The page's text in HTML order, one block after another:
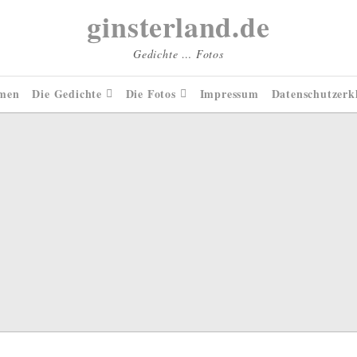
ginsterland.de
Gedichte … Fotos
Die Gedichte Die Fotos Impressum